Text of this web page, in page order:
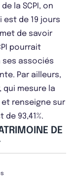
la SCPI, on
est de 19 jours
de savoir
pourrait
ses associés
Par ailleurs,
qui mesure la
et renseigne sur
93,41%.
DE